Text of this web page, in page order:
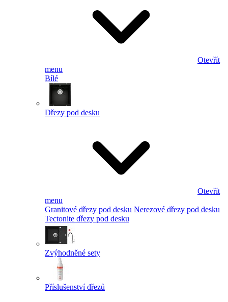
Otevřít
menu
Bílé
Dřezy pod desku
Otevřít
menu
Granitové dřezy pod desku Nerezové dřezy pod desku
Tectonite dřezy pod desku
Zvýhodněné sety
Příslušenství dřezů